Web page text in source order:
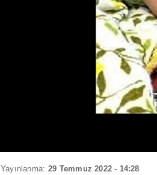
Yayınlanma: 29 Temmuz 2022 - 14:28